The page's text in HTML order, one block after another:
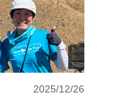
2025/12/26